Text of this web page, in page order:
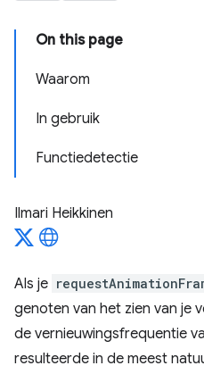
On this page
Waarom
In gebruik
Functiedetectie
Ilmari Heikkinen
Als je
genoten van het zien van je
de vernieuwingsfrequentie
resulteerde in de meest